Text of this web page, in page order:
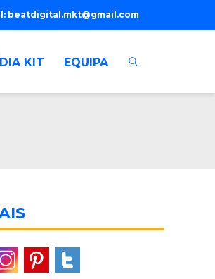
beatdigital.mkt@gmail.com
KIT EQUIPA